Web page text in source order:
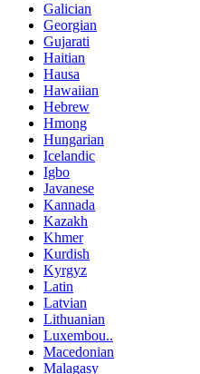
Galician
Georgian
Gujarati
Haitian
Hausa
Hawaiian
Hebrew
Hmong
Hungarian
Icelandic
Igbo
Javanese
Kannada
Kazakh
Khmer
Kurdish
Kyrgyz
Latin
Latvian
Lithuanian
Luxembou..
Macedonian
Malagasy